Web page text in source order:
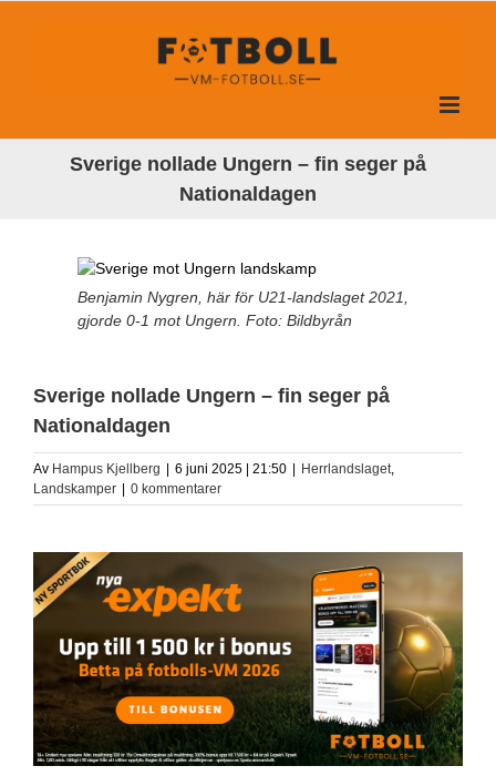
Sverige nollade Ungern – fin seger på
Nationaldagen
Benjamin Nygren, här för U21-landslaget 2021,
gjorde 0-1 mot Ungern. Foto: Bildbyrån
Sverige nollade Ungern – fin seger på
Nationaldagen
Av Hampus Kjellberg | 6 juni 2025 | 21:50 | Herrlandslaget,
Landskamper | 0 kommentarer